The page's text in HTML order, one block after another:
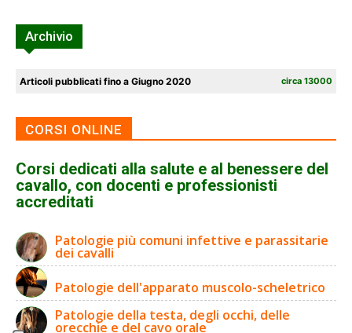
Archivio
Articoli pubblicati fino a Giugno 2020 circa 13000
CORSI ONLINE
Corsi dedicati alla salute e al benessere del
cavallo, con docenti e professionisti
accreditati
Patologie più comuni infettive e parassitarie
dei cavalli
Patologie dell'apparato muscolo-scheletrico
Patologie della testa, degli occhi, delle
orecchie e del cavo orale